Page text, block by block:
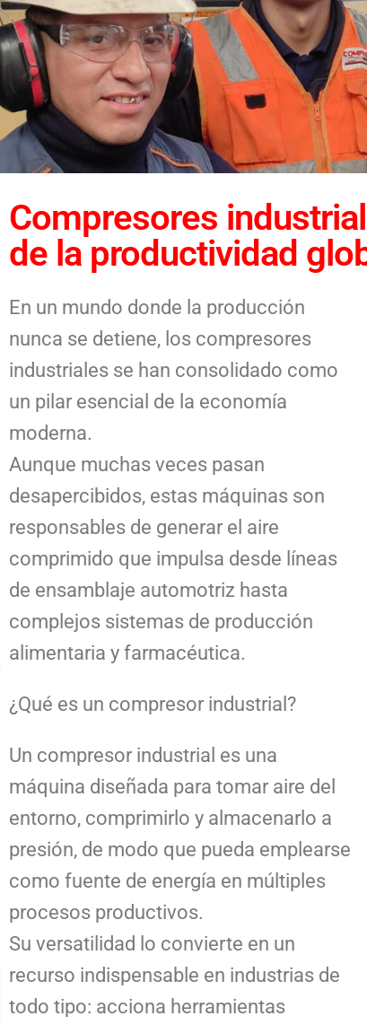
Compresores
de la productividad
En un mundo donde la producción
nunca se detiene, los compresores
industriales se han consolidado como
un pilar esencial de la economía
moderna.
Aunque muchas veces pasan
desapercibidos, estas máquinas son
responsables de generar el aire
comprimido que impulsa desde líneas
de ensamblaje automotriz hasta
complejos sistemas de producción
alimentaria y farmacéutica.
¿Qué es un compresor industrial?
Un compresor industrial es una
máquina diseñada para tomar aire del
entorno, comprimirlo y almacenarlo a
presión, de modo que pueda emplearse
como fuente de energía en múltiples
procesos productivos.
Su versatilidad lo convierte en un
recurso indispensable en industrias de
todo tipo: acciona herramientas